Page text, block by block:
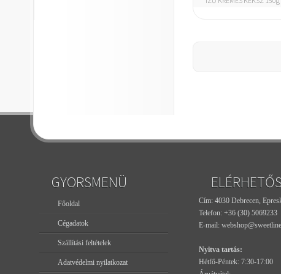
GYORSMENÜ
Főoldal
Cégadatok
Szállítási feltételek
Adatvédelmi nyilatkozat
Cím: 4030 Debrecen,
Telefon: +36 (30) 5069233
E-mail:
Nyitva tartás:
Hétfő-Péntek: 7:30-17:00